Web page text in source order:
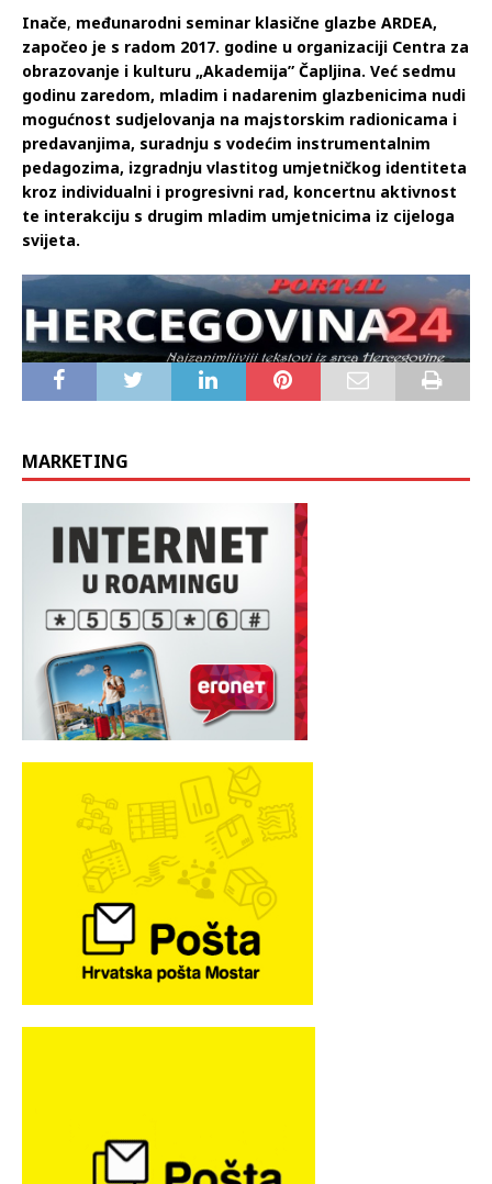
bile polaznice Masterclassa Maja Nakić i Ana Barbarić na
violinama. Klavirske dionice je ispratio Ivan Batoš, profesor.
Inače, međunarodni seminar klasične glazbe ARDEA,
započeo je s radom 2017. godine u organizaciji Centra za
obrazovanje i kulturu „Akademija” Čapljina. Već sedmu
godinu zaredom, mladim i nadarenim glazbenicima nudi
mogućnost sudjelovanja na majstorskim radionicama i
predavanjima, suradnju s vodećim instrumentalnim
pedagozima, izgradnju vlastitog umjetničkog identiteta
te interakciju s drugim mladim umjetnicima iz cijeloga
svijeta.
MARKETING